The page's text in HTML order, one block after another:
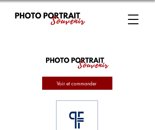
Voir et commander